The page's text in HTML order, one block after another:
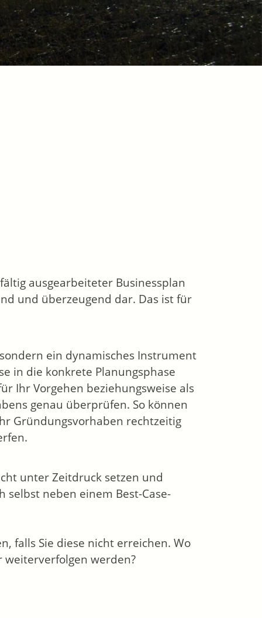
ausgearbeiteter Businessplan
und überzeugend dar. Das ist für
ein dynamisches Instrument
in die konkrete Planungsphase
Ihr Vorgehen beziehungsweise als
genau überprüfen. So können
Gründungsvorhaben rechtzeitig
unter Zeitdruck setzen und
selbst neben einem Best-Case-
falls Sie diese nicht erreichen. Wo
weiterverfolgen werden?